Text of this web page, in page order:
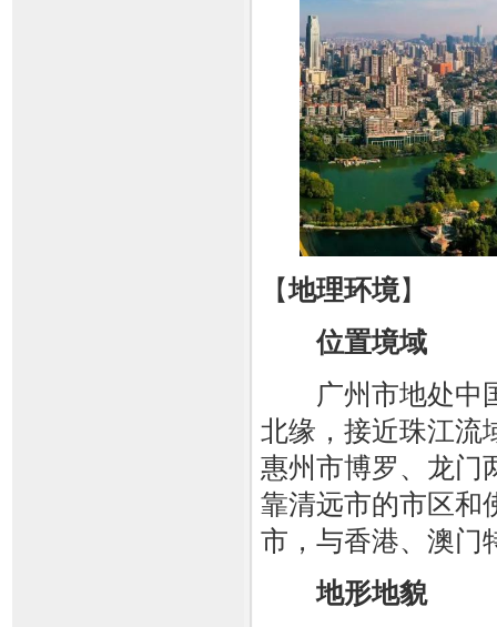
【地理环境】
位置境域
广州市地处中国
北缘，接近珠江流
惠州市博罗、龙门
靠清远市的市区和
市，与香港、澳门
地形地貌